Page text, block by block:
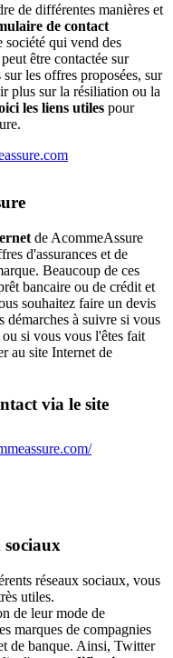
de différentes manières et
de contact
société qui vend des
être contactée sur
les offres proposées, sur
plus sur la résiliation ou la
les liens utiles pour
de AcommeAssure
d'assurances et de
Beaucoup de ces
bancaire ou de crédit et
souhaitez faire un devis
démarches à suivre si vous
ou si vous vous l'êtes fait
au site Internet de
via le site
sociaux
réseaux sociaux, vous
utiles.
de leur mode de
marques de compagnies
de banque. Ainsi, Twitter